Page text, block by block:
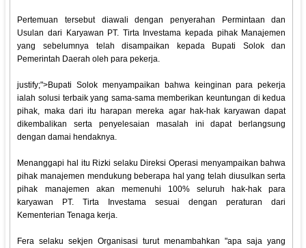
Pertemuan tersebut diawali dengan penyerahan Permintaan dan
Usulan dari Karyawan PT. Tirta Investama kepada pihak Manajemen
yang sebelumnya telah disampaikan kepada Bupati Solok dan
Pemerintah Daerah oleh para pekerja.
justify;">Bupati Solok menyampaikan bahwa keinginan para pekerja
ialah solusi terbaik yang sama-sama memberikan keuntungan di kedua
pihak, maka dari itu harapan mereka agar hak-hak karyawan dapat
dikembalikan serta penyelesaian masalah ini dapat berlangsung
dengan damai hendaknya.
Menanggapi hal itu Rizki selaku Direksi Operasi menyampaikan bahwa
pihak manajemen mendukung beberapa hal yang telah diusulkan serta
pihak manajemen akan memenuhi 100% seluruh hak-hak para
karyawan PT. Tirta Investama sesuai dengan peraturan dari
Kementerian Tenaga kerja.
Fera selaku sekjen Organisasi turut menambahkan "apa saja yang